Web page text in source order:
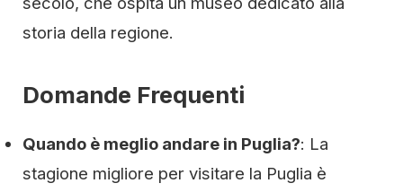
storia della regione.
Domande Frequenti
Quando è meglio andare in Puglia?: La
stagione migliore per visitare la Puglia è